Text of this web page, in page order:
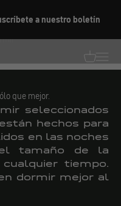
a nuestro boletín
que mejor.
seleccionados
hechos para
en las noches
tamaño de la
tiempo.
dormir mejor al